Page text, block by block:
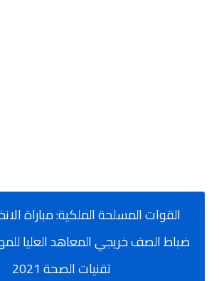
القوات المسلحة الملكية: مباراة
ضباط الصف خريجي المعاهد العليا
تقنيات الصحة 2021